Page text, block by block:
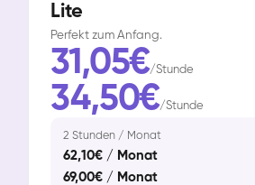
Lite
Perfekt zum Anfang.
31,05€/Stunde
34,50€/Stunde
2 Stunden / Monat
62,10€ / Monat
69,00€ / Monat